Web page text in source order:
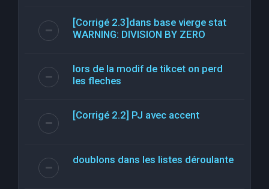
[Corrigé 2.3]dans base vierge stat
WARNING: DIVISION BY ZERO
lors de la modif de tikcet on perd
les fleches
[Corrigé 2.2] PJ avec accent
doublons dans les listes déroulante